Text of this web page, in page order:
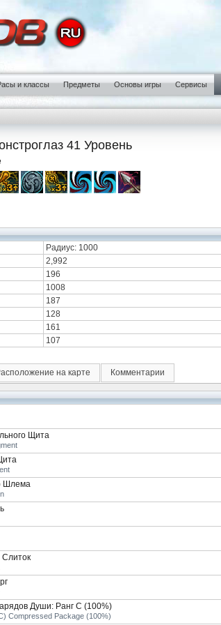
и классы Предметы Основы игры Сервисы
41 Уровень
Радиус: 1000
2,992
196
1008
187
128
161
107
на карте Комментарии
Щита
Шлема
Души: Ранг C (100%)
Compressed Package (100%)